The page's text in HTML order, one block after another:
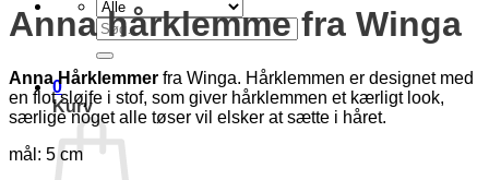
Søg
efter:
0
Kurv
Anna hårklemme fra Winga
Anna Hårklemmer fra Winga. Hårklemmen er designet med
en flot sløjfe i stof, som giver hårklemmen et kærligt look,
særlige noget alle tøser vil elsker at sætte i håret.
mål: 5 cm